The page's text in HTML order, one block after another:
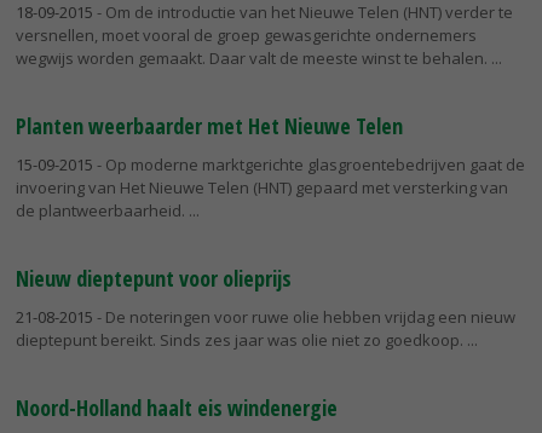
18-09-2015 - Om de introductie van het Nieuwe Telen (HNT) verder te
versnellen, moet vooral de groep gewasgerichte ondernemers
wegwijs worden gemaakt. Daar valt de meeste winst te behalen.
Planten weerbaarder met Het Nieuwe Telen
15-09-2015 - Op moderne marktgerichte glasgroentebedrijven gaat de
invoering van Het Nieuwe Telen (HNT) gepaard met versterking van
de plantweerbaarheid.
Nieuw dieptepunt voor olieprijs
21-08-2015 - De noteringen voor ruwe olie hebben vrijdag een nieuw
dieptepunt bereikt. Sinds zes jaar was olie niet zo goedkoop.
Noord-Holland haalt eis windenergie